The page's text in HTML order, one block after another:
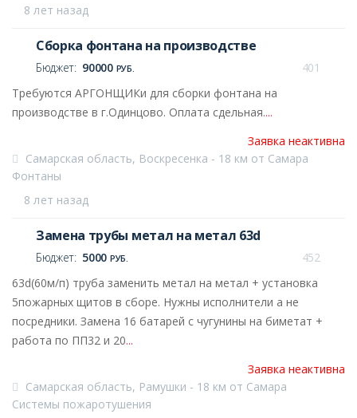
8 лет назад
Сборка фонтана на производстве
Бюджет: 90000 РУБ.
401
Требуются АРГОНЩИКи для сборки фонтана на
производстве в г.Одинцово. Оплата сдельная....
Заявка неактивна
8 лет назад
Самарская область, Воскресенка - 18 км от Самара
Фонтаны
Замена трубы метал на метал 63d
Бюджет: 5000 РУБ.
452
63d(60м/п) труба заменить метал на метал + установка
5пожарных щитов в сборе. Нужны исполнители а не
посредники. Замена 16 батарей с чугунины на биметат +
работа по ПП32 и 20...
Заявка неактивна
Самарская область, Рамушки - 18 км от Самара
Системы пожаротушения